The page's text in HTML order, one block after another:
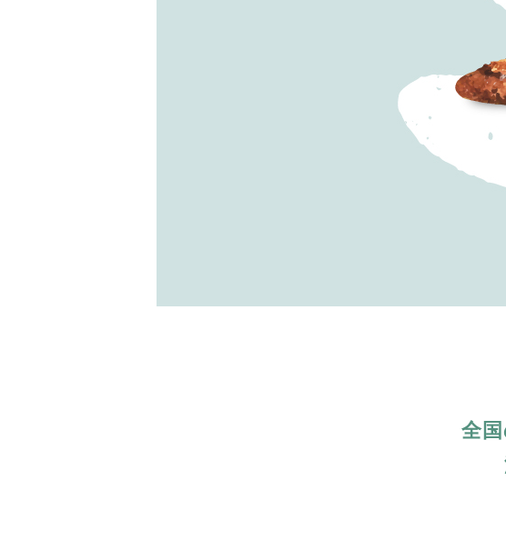
全